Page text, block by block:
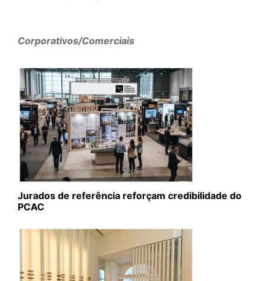
Corporativos/Comerciais
Jurados de referência reforçam credibilidade do
PCAC